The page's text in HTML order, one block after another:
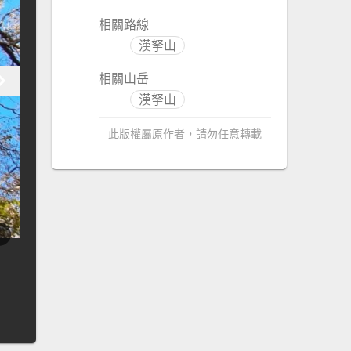
相關路線
漢拏山
相關山岳
漢拏山
此版權屬原作者，請勿任意轉載